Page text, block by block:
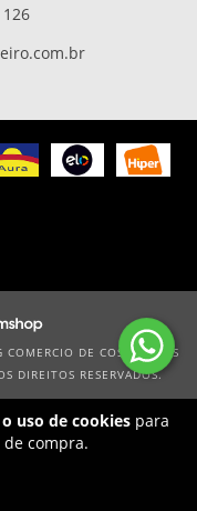
uso de cookies para
compra.
DE COSMETICOS
DIREITOS RESERVADOS.